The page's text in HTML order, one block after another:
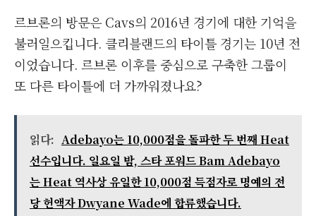
르브론의 방문은 Cavs의 2016년 경기에 대한 기억을
불러일으킵니다. 클리블랜드의 타이틀 경기는 10년 전
이었습니다. 르브론 이후를 중심으로 구축한 그룹이
또 다른 타이틀에 더 가까워졌나요?
읽다: Adebayo는 10,000점을 돌파한 두 번째 Heat
선수입니다. 일요일 밤, 스타 포워드 Bam Adebayo
는 Heat 역사상 유일한 10,000점 득점자로 명예의 전
당 헌액자 Dwyane Wade에 합류했습니다.